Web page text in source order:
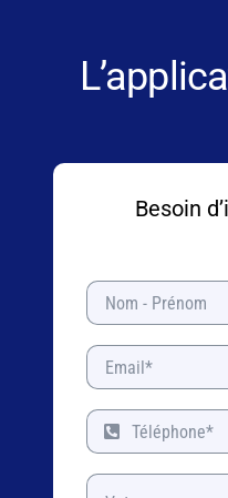
Besoin